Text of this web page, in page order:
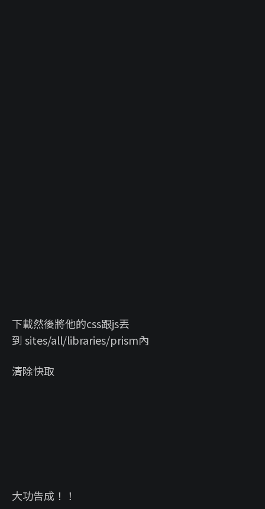
下載然後將他的css跟js丟
到 sites/all/libraries/prism內
清除快取
大功告成！！